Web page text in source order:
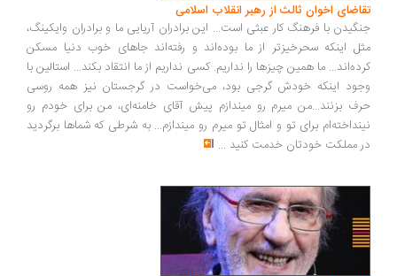
اخوان ثالث از رهبر انقلاب اسلامی
با فرهنگ کار عبثی است... این برادران آریایی ما و برادران وایکینگ،
اینکه سحرخیزتر از ما بوده‌اند و رفته‌اند جاهای خوب دنیا مسکن
ما همین چیزها را نداریم. کسی نداریم از ما انتقاد بکند... استالین با
اینکه خودش گرجی بود، می‌خواست در گرجستان نیز همه روسی
بزنند...من میرم رو میندازم پیش آقای خامنه‌ای، من برای خودم رو
برای تو و امثال تو میرم رو میندازم... به شرطی که شماها برگردید
مملکت خودتان خدمت کنید...